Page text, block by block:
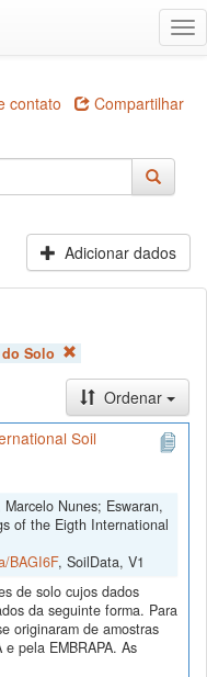
contato Compartilhar
Adicionar dados
Solo
Ordenar
Soil
Nunes; Eswaran,
of the Eigth International
BAGI6F, SoilData, V1
de solo cujos dados
da seguinte forma. Para
originaram de amostras
pela EMBRAPA. As